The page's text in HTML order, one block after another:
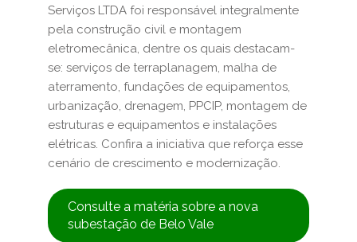
Serviços LTDA foi responsável integralmente
pela construção civil e montagem
eletromecânica, dentre os quais destacam-
se: serviços de terraplanagem, malha de
aterramento, fundações de equipamentos,
urbanização, drenagem, PPCIP, montagem de
estruturas e equipamentos e instalações
elétricas. Confira a iniciativa que reforça esse
cenário de crescimento e modernização.
Consulte a matéria sobre a nova
subestação de Belo Vale